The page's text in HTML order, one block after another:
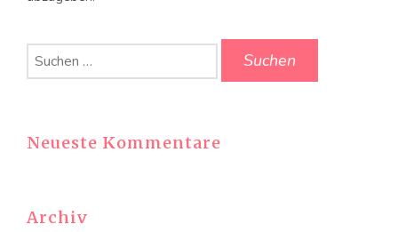
Suchen
nach:
Neueste Kommentare
Archiv